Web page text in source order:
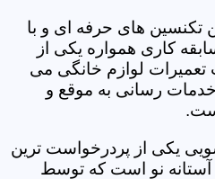
تکنسین های حرفه ای و با
۱۱ سال سابقه کاری همواره یکی از
لوازم خانگی می
رسانی به موقع و
یکی از پردرخواست ترین
نو است که توسط